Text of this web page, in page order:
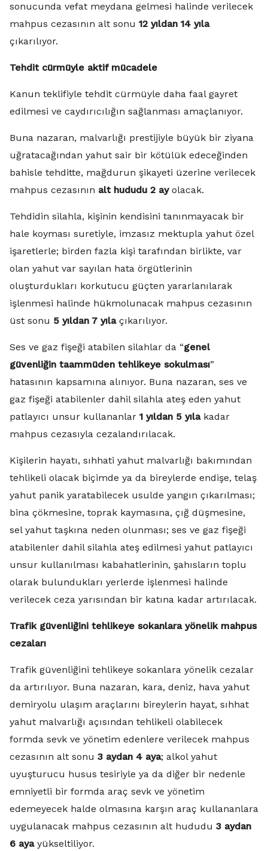
sonucunda vefat meydana gelmesi halinde verilecek
mahpus cezasının alt sonu 12 yıldan 14 yıla
çıkarılıyor.
Tehdit cürmüyle aktif mücadele
Kanun teklifiyle tehdit cürmüyle daha faal gayret
edilmesi ve caydırıcılığın sağlanması amaçlanıyor.
Buna nazaran, malvarlığı prestijiyle büyük bir ziyana
uğratacağından yahut sair bir kötülük edeceğinden
bahisle tehditte, mağdurun şikayeti üzerine verilecek
mahpus cezasının alt hududu 2 ayolacak.
Tehdidin silahla, kişinin kendisini tanınmayacak bir
hale koyması suretiyle, imzasız mektupla yahut özel
işaretlerle; birden fazla kişi tarafından birlikte, var
olan yahut var sayılan hata örgütlerinin
oluşturdukları korkutucu güçten yararlanılarak
işlenmesi halinde hükmolunacak mahpus cezasının
üst sonu 5 yıldan 7 yılaçıkarılıyor.
Ses ve gaz fişeği atabilen silahlar da “genel
güvenliğin taammüden tehlikeye sokulması”
hatasının kapsamına alınıyor. Buna nazaran, ses ve
gaz fişeği atabilenler dahil silahla ateş eden yahut
patlayıcı unsur kullananlar 1 yıldan 5 yılakadar
mahpus cezasıyla cezalandırılacak.
Kişilerin hayatı, sıhhati yahut malvarlığı bakımından
tehlikeli olacak biçimde ya da bireylerde endişe, telaş
yahut panik yaratabilecek usulde yangın çıkarılması;
bina çökmesine, toprak kaymasına, çığ düşmesine,
sel yahut taşkına neden olunması; ses ve gaz fişeği
atabilenler dahil silahla ateş edilmesi yahut patlayıcı
unsur kullanılması kabahatlerinin, şahısların toplu
olarak bulundukları yerlerde işlenmesi halinde
verilecek ceza yarısından bir katına kadar artırılacak.
Trafik güvenliğini tehlikeye sokanlara yönelik mahpus
cezaları
Trafik güvenliğini tehlikeye sokanlara yönelik cezalar
da artırılıyor. Buna nazaran, kara, deniz, hava yahut
demiryolu ulaşım araçlarını bireylerin hayat, sıhhat
yahut malvarlığı açısından tehlikeli olabilecek
formda sevk ve yönetim edenlere verilecek mahpus
cezasının alt sonu 3 aydan 4 aya; alkol yahut
uyuşturucu husus tesiriyle ya da diğer bir nedenle
emniyetli bir formda araç sevk ve yönetim
edemeyecek halde olmasına karşın araç kullananlara
uygulanacak mahpus cezasının alt hududu 3 aydan
6 ayayükseltiliyor.